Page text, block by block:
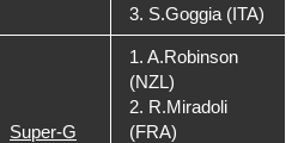
3. S.Goggia (ITA)
Super-G
1. A.Robinson
(NZL)
2. R.Miradoli
(FRA)